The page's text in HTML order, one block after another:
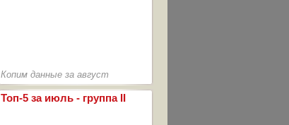
Копим данные за август
Топ-5 за июль - группа II